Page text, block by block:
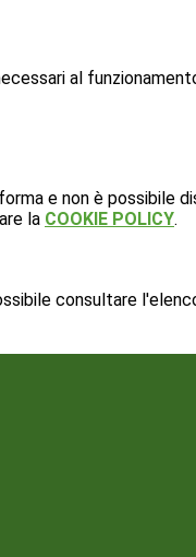
al
e non è possibile
la COOKIE POLICY.
consultare